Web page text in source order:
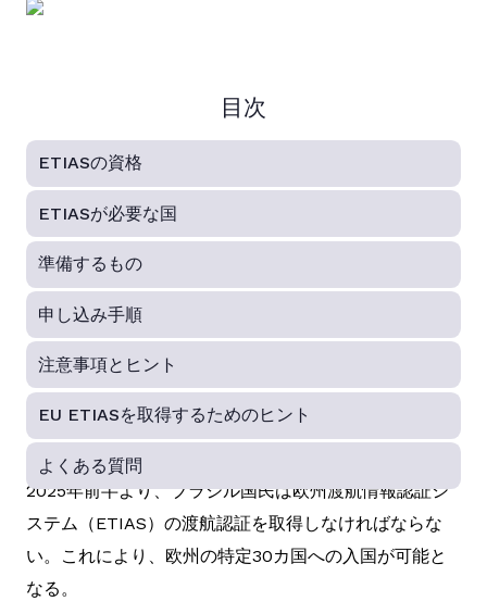
目次
ETIASの資格
ETIASが必要な国
準備するもの
申し込み手順
注意事項とヒント
EU ETIASを取得するためのヒント
よくある質問
2025年前半より、ブラジル国民は欧州渡航情報認証シ
ステム（ETIAS）の渡航認証を取得しなければならな
い。これにより、欧州の特定30カ国への入国が可能と
なる。